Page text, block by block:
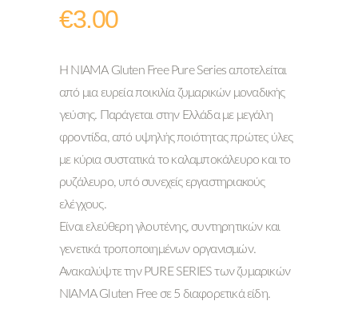
€3.00
Η ΝΙΑΜΑ Gluten Free Pure Series αποτελείται
από μια ευρεία ποικιλία ζυμαρικών μοναδικής
γεύσης. Παράγεται στην Ελλάδα με μεγάλη
φροντίδα, από υψηλής ποιότητας πρώτες ύλες
με κύρια συστατικά το καλαμποκάλευρο και το
ρυζάλευρο, υπό συνεχείς εργαστηριακούς
ελέγχους.
Είναι ελεύθερη γλουτένης, συντηρητικών και
γενετικά τροποποιημένων οργανισμών.
Ανακαλύψτε την PURE SERIES των ζυμαρικών
ΝΙΑΜΑ Gluten Free σε 5 διαφορετικά είδη.